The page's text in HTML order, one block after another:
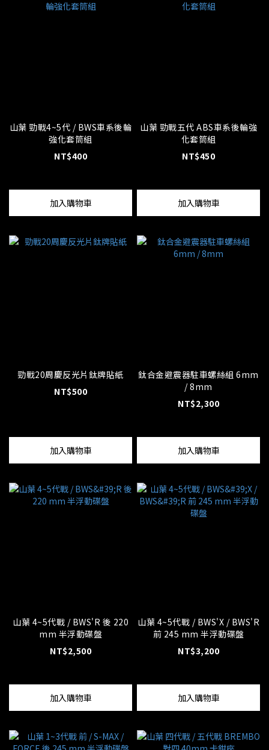
山葉 勁戰4~5代 / BWS車系後輪
強化套筒組
NT$400
加入購物車
山葉 勁戰五代 ABS車系後輪強
化套筒組
NT$450
加入購物車
勁戰20周慶反光片鈦牌貼紙
NT$500
加入購物車
鈦合金避震器駐車螺絲組 6mm
/ 8mm
NT$2,300
加入購物車
山葉 4~5代戰 / BWS'R 後 220
mm 半浮動碟盤
NT$2,500
加入購物車
山葉 4~5代戰 / BWS'X / BWS'R
前 245 mm 半浮動碟盤
NT$3,200
加入購物車